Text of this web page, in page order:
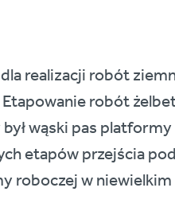
realizacji robót
robót
wąski pas
etapów przejścia
roboczej w